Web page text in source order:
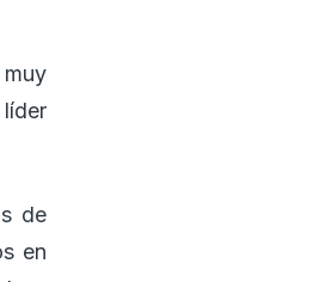
de
en